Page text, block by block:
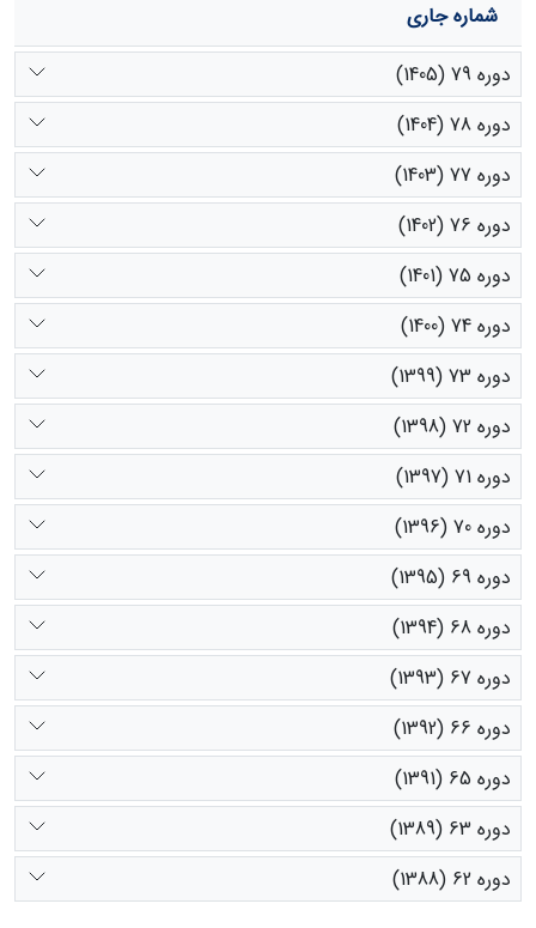
شماره جاری
دوره 79 (1405)
دوره 78 (1404)
دوره 77 (1403)
دوره 76 (1402)
دوره 75 (1401)
دوره 74 (1400)
دوره 73 (1399)
دوره 72 (1398)
دوره 71 (1397)
دوره 70 (1396)
دوره 69 (1395)
دوره 68 (1394)
دوره 67 (1393)
دوره 66 (1392)
دوره 65 (1391)
دوره 63 (1389)
دوره 62 (1388)